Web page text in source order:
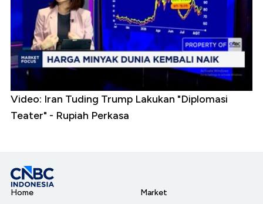
Video: Iran Tuding Trump Lakukan "Diplomasi
Teater" - Rupiah Perkasa
Home
Market